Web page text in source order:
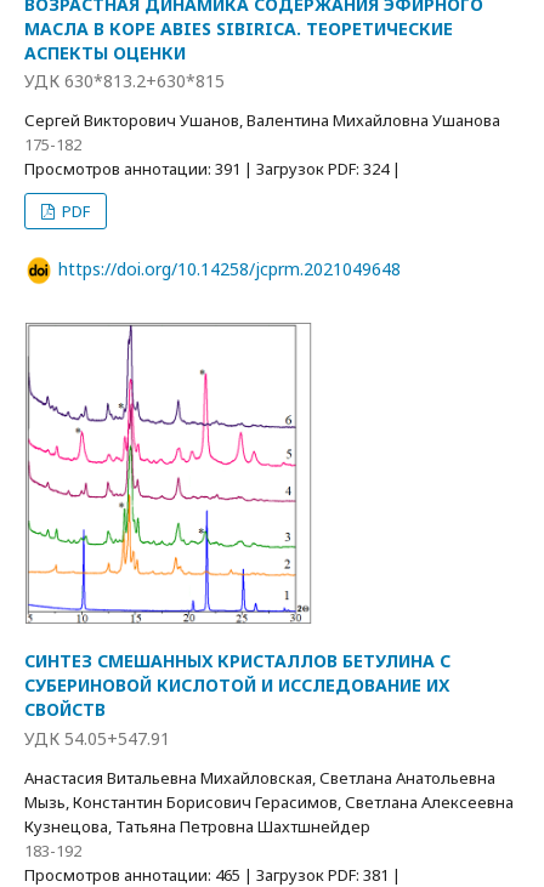
МАСЛА В КОРЕ ABIES SIBIRICA. ТЕОРЕТИЧЕСКИЕ
АСПЕКТЫ ОЦЕНКИ
УДК 630*813.2+630*815
Сергей Викторович Ушанов, Валентина Михайловна Ушанова
175-182
Просмотров аннотации: 391 | Загрузок PDF: 324 |
PDF
https://doi.org/10.14258/jcprm.2021049648
СИНТЕЗ СМЕШАННЫХ КРИСТАЛЛОВ БЕТУЛИНА С
СУБЕРИНОВОЙ КИСЛОТОЙ И ИССЛЕДОВАНИЕ ИХ
СВОЙСТВ
УДК 54.05+547.91
Анастасия Витальевна Михайловская, Светлана Анатольевна
Мызь, Константин Борисович Герасимов, Светлана Алексеевна
Кузнецова, Татьяна Петровна Шахтшнейдер
183-192
Просмотров аннотации: 465 | Загрузок PDF: 381 |